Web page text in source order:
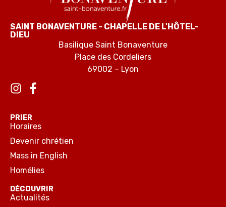
SAINT BONAVENTURE - CHAPELLE DE L'HÔTEL-
DIEU
Basilique Saint Bonaventure
Place des Cordeliers
69002 – Lyon
PRIER
Horaires
Devenir chrétien
Mass in English
Homélies
DÉCOUVRIR
Actualités